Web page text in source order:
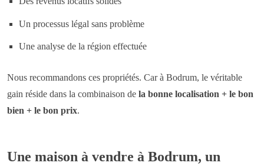
Un processus légal sans problème
Une analyse de la région effectuée
Nous recommandons ces propriétés. Car à Bodrum, le véritable
gain réside dans la combinaison de la bonne localisation + le bon
bien + le bon prix.
Une maison à vendre à Bodrum, un